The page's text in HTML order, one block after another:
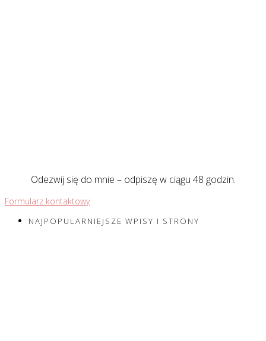
Odezwij się do mnie – odpiszę w ciągu 48 godzin.
Formularz kontaktowy
NAJPOPULARNIEJSZE WPISY I STRONY